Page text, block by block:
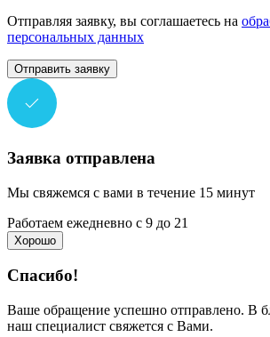
Отправляя заявку, вы соглашаетесь на
персональных данных
Отправить заявку
Заявка отправлена
Мы свяжемся с вами в течение 15 минут
Работаем ежедневно с 9 до 21
Хорошо
Спасибо!
Ваше обращение успешно отправлено. В
наш специалист свяжется с Вами.